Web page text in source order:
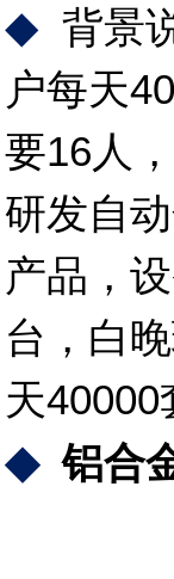
◆ 背景
户每天
要16人
研发自
产品，
台，白
天
◆ 铝合